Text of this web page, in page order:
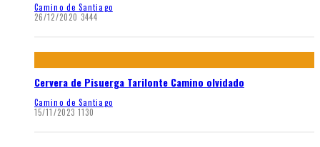
Camino de Santiago
26/12/2020 3444
Cervera de Pisuerga Tarilonte Camino olvidado
Camino de Santiago
15/11/2023 1130